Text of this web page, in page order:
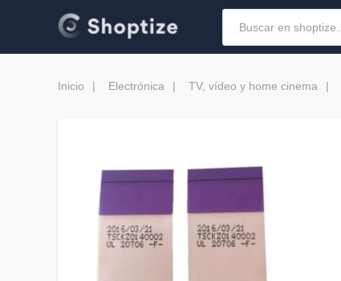
Inicio Electrónica TV, vídeo y home cinema